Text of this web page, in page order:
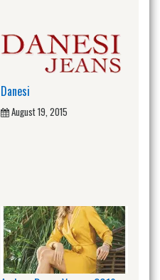
Danesi
August 19, 2015